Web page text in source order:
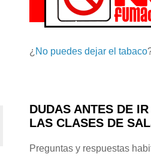
¿ No puedes dejar el tabaco
DUDAS ANTES DE IR
LAS CLASES DE
Preguntas y respuestas